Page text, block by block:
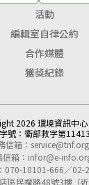
活動
編輯室自律公約
合作媒體
獲獎紀錄
2026 環境資訊中心
號： 衛部救字第
信箱：
箱： infor@e-
070-10101-666／02-
區民權路48號3樓（近